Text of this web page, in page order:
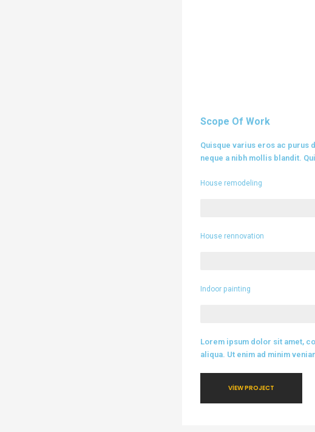
Scope Of Work
Quisque varius eros ac purus
neque a nibh mollis blandit.
House remodeling
House rennovation
Indoor painting
Lorem ipsum dolor sit amet,
aliqua. Ut enim ad minim
VIEW PROJECT